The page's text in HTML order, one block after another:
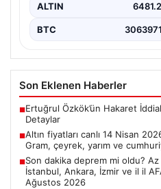
ALTIN 6481.2
BTC 3063971
Son Eklenen Haberler
■Ertuğrul Özkök’ün Hakaret
Detaylar
■Altın fiyatları canlı 14 Nisan
Gram, çeyrek, yarım ve
■Son dakika deprem mi oldu?
İstanbul, Ankara, İzmir ve il il
Ağustos 2026